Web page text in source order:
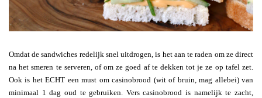
Omdat de sandwiches redelijk snel uitdrogen, is het aan te raden om ze direct
na het smeren te serveren, of om ze goed af te dekken tot je ze op tafel zet.
Ook is het ECHT een must om casinobrood (wit of bruin, mag allebei) van
minimaal 1 dag oud te gebruiken. Vers casinobrood is namelijk te zacht,